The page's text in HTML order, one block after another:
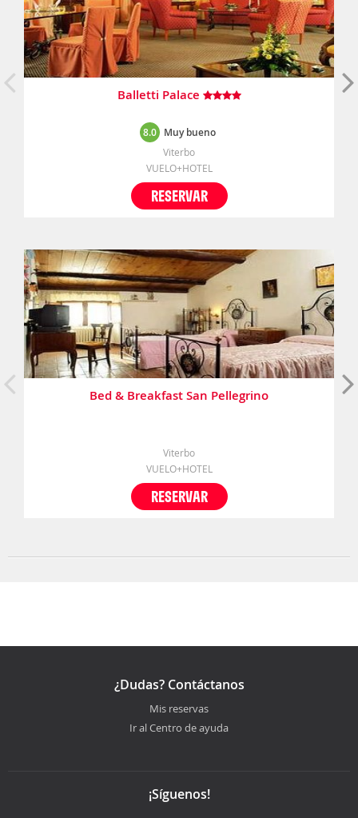
Balletti Palace
8.0 Muy bueno
Viterbo
VUELO+HOTEL
RESERVAR
Bed & Breakfast San Pellegrino
Viterbo
VUELO+HOTEL
RESERVAR
¿Dudas? Contáctanos
Mis reservas
Ir al Centro de ayuda
¡Síguenos!